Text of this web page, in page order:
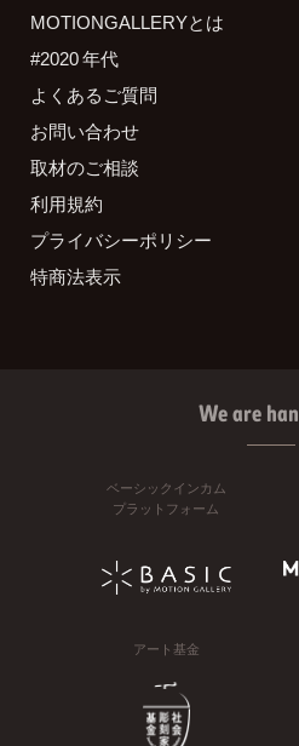
MOTIONGALLERYとは
#2020 年代
よくあるご質問
お問い合わせ
取材のご相談
利用規約
プライバシーポリシー
特商法表示
We are
ベーシックインカム
プラットフォーム
アート基金